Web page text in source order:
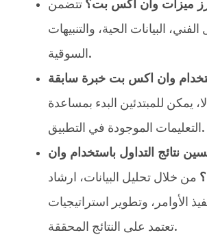
ميزات وان اكس بت؟ تتضمن
الفني، البيانات الحية، والتنبيهات
السوقية.
وان اكس بت خبرة سابقة
لا، يمكن للمبتدئين البدء بمساعدة
التعليمات الموجودة في التطبيق.
نتائج التداول باستخدام وان
من خلال تحليل البيانات، ارشاد
الأوامر، وتطوير استراتيجيات
تعتمد على النتائج المحققة.